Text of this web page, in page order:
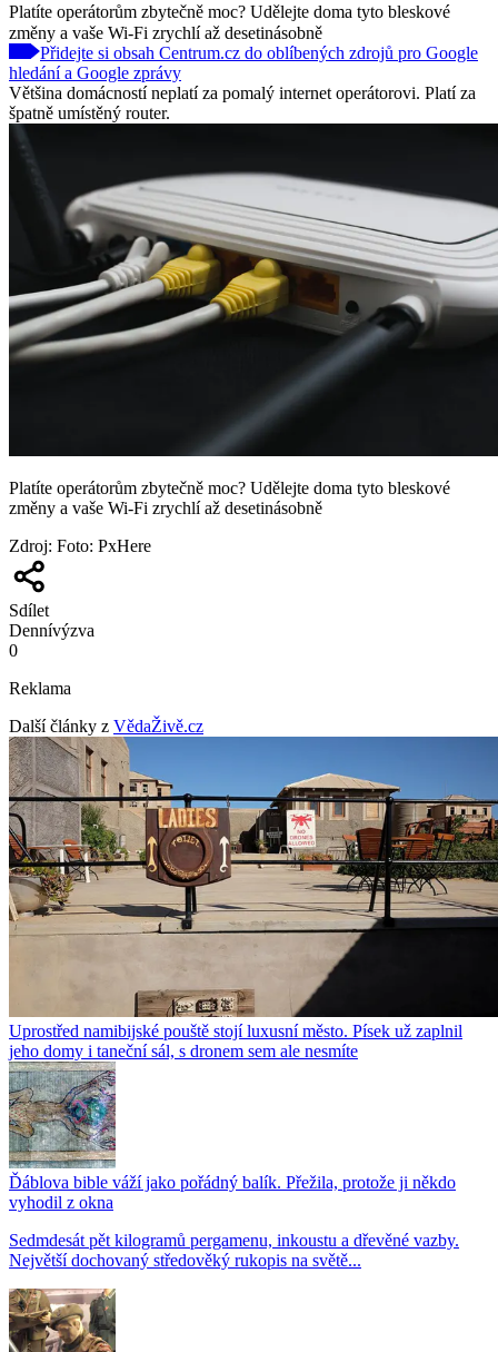
Platíte operátorům zbytečně moc? Udělejte doma tyto bleskové
změny a vaše Wi-Fi zrychlí až desetinásobně
Přidejte si obsah Centrum.cz do oblíbených zdrojů pro Google
hledání a Google zprávy
Většina domácností neplatí za pomalý internet operátorovi. Platí za
špatně umístěný router.
Platíte operátorům zbytečně moc? Udělejte doma tyto bleskové
změny a vaše Wi-Fi zrychlí až desetinásobně
Zdroj: Foto: PxHere
Sdílet
Dennívýzva
0
Reklama
Další články z VědaŽivě.cz
Uprostřed namibijské pouště stojí luxusní město. Písek už zaplnil
jeho domy i taneční sál, s dronem sem ale nesmíte
Ďáblova bible váží jako pořádný balík. Přežila, protože ji někdo
vyhodil z okna
Sedmdesát pět kilogramů pergamenu, inkoustu a dřevěné vazby.
Největší dochovaný středověký rukopis na světě...